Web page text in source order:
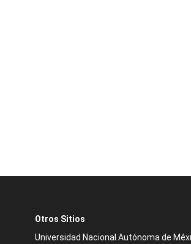
Otros Sitios
Universidad Nacional Autónoma de